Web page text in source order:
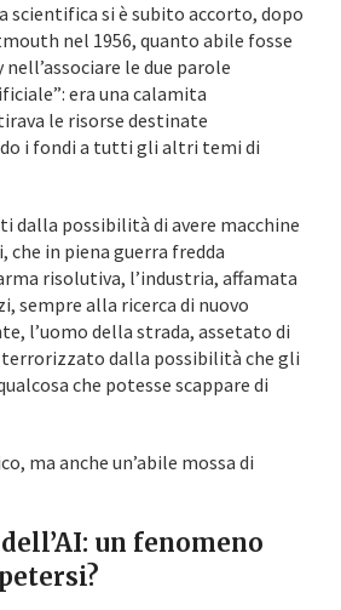
scientifica si è subito accorto, dopo
nel 1956, quanto abile fosse
le due parole
era una calamita
le risorse destinate
i fondi a tutti gli altri temi di
dalla possibilità di avere macchine
in piena guerra fredda
risolutiva, l’industria, affamata
sempre alla ricerca di nuovo
l’uomo della strada, assetato di
terrorizzato dalla possibilità che gli
che potesse scappare di
ma anche un’abile mossa di
un fenomeno